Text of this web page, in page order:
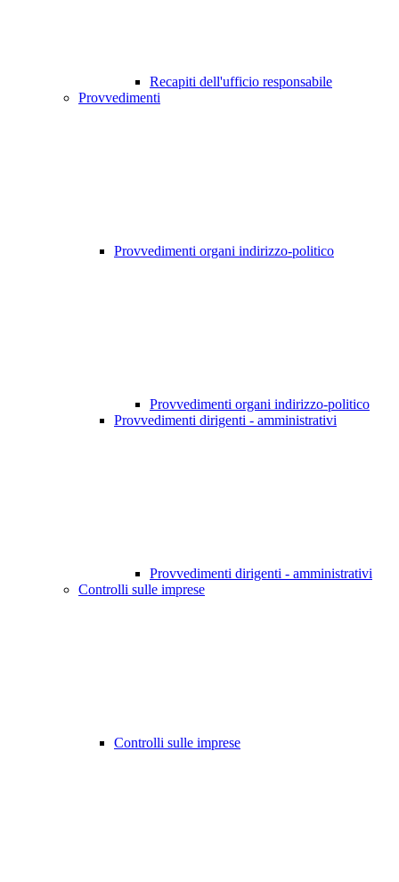
Recapiti dell'ufficio responsabile
Provvedimenti
Provvedimenti organi indirizzo-politico
Provvedimenti organi indirizzo-politico
Provvedimenti dirigenti - amministrativi
Provvedimenti dirigenti - amministrativi
Controlli sulle imprese
Controlli sulle imprese